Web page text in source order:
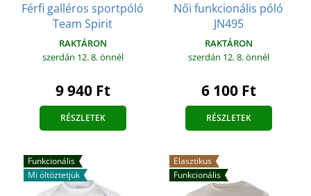
Férfi galléros sportpóló
Team Spirit
RAKTÁRON
szerdán 12. 8.önnél
9 940 Ft
RÉSZLETEK
Női funkcionális póló
JN495
RAKTÁRON
szerdán 12. 8.önnél
6 100 Ft
RÉSZLETEK
Funkcionális
Mi öltöztetjük
Elasztikus
Funkcionális